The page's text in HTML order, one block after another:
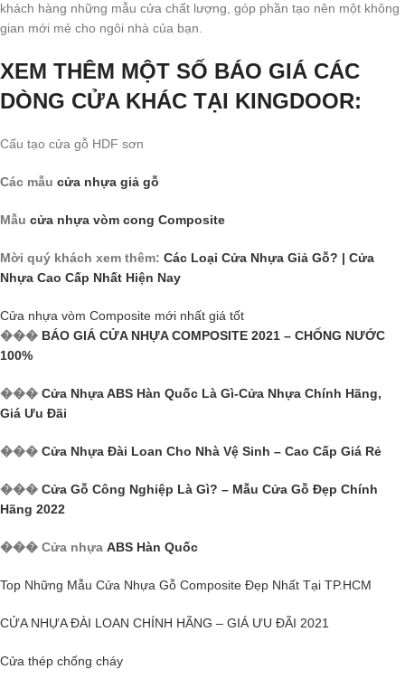
khách hàng những mẫu cửa chất lượng, góp phần tạo nên một không
gian mới mẻ cho ngôi nhà của bạn.
XEM THÊM MỘT SỐ BÁO GIÁ CÁC
DÒNG CỬA KHÁC TẠI KINGDOOR:
Cấu tạo cửa gỗ HDF sơn
Các mẫu cửa nhựa giả gỗ
Mẫu cửa nhựa vòm cong Composite
Mời quý khách xem thêm: Các Loại Cửa Nhựa Giả Gỗ? | Cửa
Nhựa Cao Cấp Nhất Hiện Nay
Cửa nhựa vòm Composite mới nhất giá tốt
��� BÁO GIÁ CỬA NHỰA COMPOSITE 2021 – CHỐNG NƯỚC
100%
��� Cửa Nhựa ABS Hàn Quốc Là Gì-Cửa Nhựa Chính Hãng,
Giá Ưu Đãi
��� Cửa Nhựa Đài Loan Cho Nhà Vệ Sinh – Cao Cấp Giá Rẻ
��� Cửa Gỗ Công Nghiệp Là Gì? – Mẫu Cửa Gỗ Đẹp Chính
Hãng 2022
��� Cửa nhựa ABS Hàn Quốc
Top Những Mẫu Cửa Nhựa Gỗ Composite Đẹp Nhất Tại TP.HCM
CỬA NHỰA ĐÀI LOAN CHÍNH HÃNG – GIÁ ƯU ĐÃI 2021
Cửa thép chống cháy